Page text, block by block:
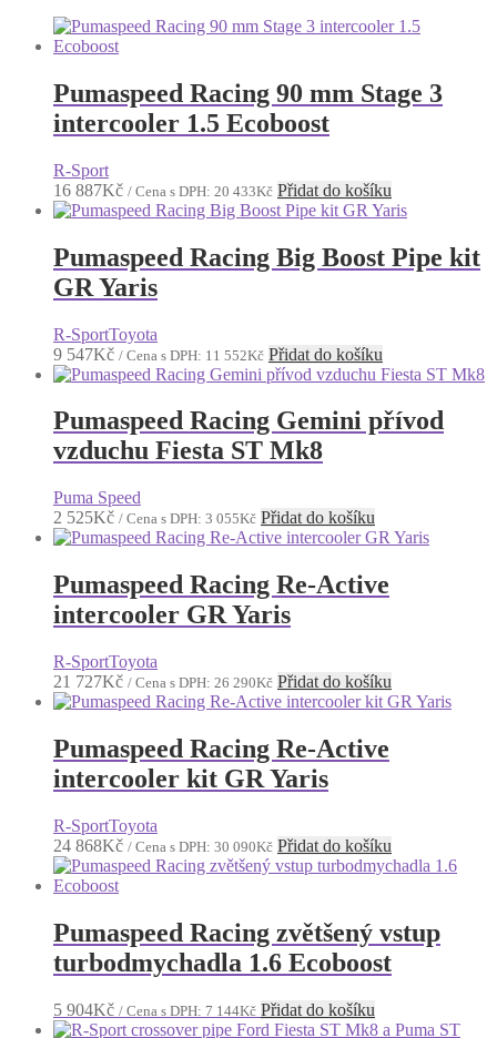
Pumaspeed Racing 90 mm Stage 3
intercooler 1.5 Ecoboost
R-Sport
16 887Kč / Cena s DPH: 20 433Kč Přidat do košíku
Pumaspeed Racing Big Boost Pipe kit
GR Yaris
R-SportToyota
9 547Kč / Cena s DPH: 11 552Kč Přidat do košíku
Pumaspeed Racing Gemini přívod
vzduchu Fiesta ST Mk8
Puma Speed
2 525Kč / Cena s DPH: 3 055Kč Přidat do košíku
Pumaspeed Racing Re-Active
intercooler GR Yaris
R-SportToyota
21 727Kč / Cena s DPH: 26 290Kč Přidat do košíku
Pumaspeed Racing Re-Active
intercooler kit GR Yaris
R-SportToyota
24 868Kč / Cena s DPH: 30 090Kč Přidat do košíku
Pumaspeed Racing zvětšený vstup
turbodmychadla 1.6 Ecoboost
5 904Kč / Cena s DPH: 7 144Kč Přidat do košíku